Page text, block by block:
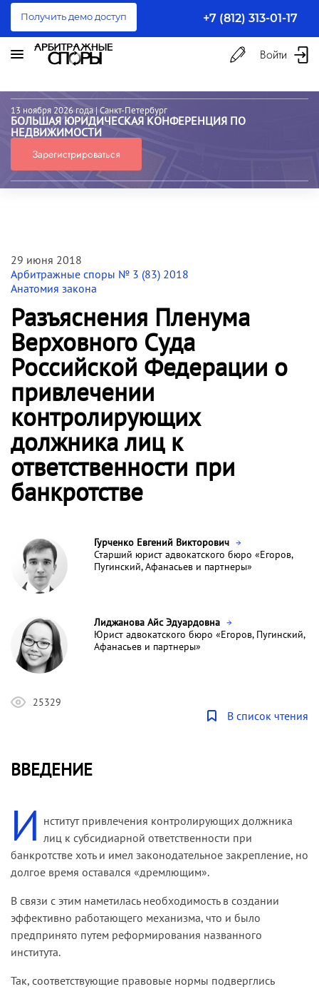
Получить демо доступ +7 (812) 313-01-17
Войти
13 ноября 2026 года | Санкт-Петербург
БОЛЬШАЯ ЮРИДИЧЕСКАЯ КОНФЕРЕНЦИЯ ПО
НЕДВИЖИМОСТИ
Зарегистрироваться
29 июня 2018
Арбитражные споры № 3 (83) 2018
Анатомия закона
Разъяснения Пленума
Верховного Суда
Российской Федерации о
привлечении
контролирующих
должника лиц к
ответственности при
банкротстве
Гурченко Евгений Викторович
Старший юрист адвокатского бюро «Егоров,
Пугинский, Афанасьев и партнеры»
Лиджанова Айс Эдуардовна
Юрист адвокатского бюро «Егоров, Пугинский,
Афанасьев и партнеры»
25329
В список чтения
ВВЕДЕНИЕ
И нститут привлечения контролирующих должника
лиц к субсидиарной ответственности при
банкротстве хоть и имел законодательное закрепление, но
долгое время оставался «дремлющим».
В связи с этим наметилась необходимость в создании
эффективно работающего механизма, что и было
предпринято путем реформирования названного
института.
Так, соответствующие правовые нормы подверглись